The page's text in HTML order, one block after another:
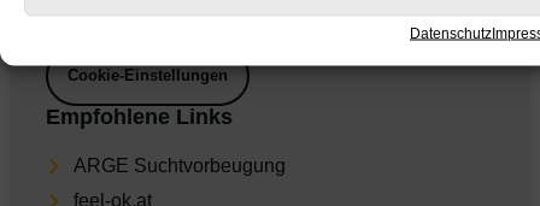
Datenschutz
Cookie-Einstellungen
Empfohlene Links
ARGE Suchtvorbeugung
feel-ok.at